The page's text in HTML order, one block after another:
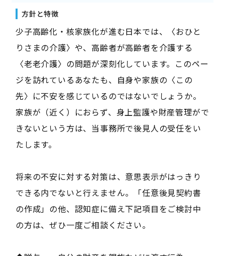
方針と特徴
少子高齢化・核家族化が進む日本では、〈おひと
りさまの介護〉や、高齢者が高齢者を介護する
〈老老介護〉の問題が深刻化しています。このペー
ジを訪れているあなたも、自身や家族の〈この
先〉に不安を感じているのではないでしょうか。
家族が（近く）におらず、身上監護や財産管理がで
きないという方は、当事務所で後見人の受任をい
たします。
将来の不安に対する対策は、意思表示がはっきり
できる内でないと行えません。「任意後見契約書
の作成」の他、認知症に備え下記項目をご検討中
の方は、ぜひ一度ご相談ください。